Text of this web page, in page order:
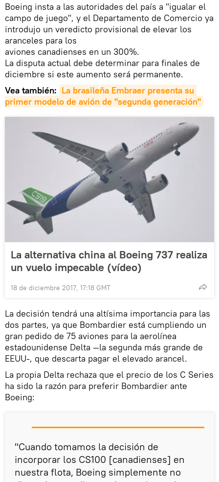
Boeing insta a las autoridades del país a "igualar el
campo de juego", y el Departamento de Comercio ya
introdujo un veredicto provisional de elevar los
aranceles para los
aviones canadienses en un 300%.
La disputa actual debe determinar para finales de
diciembre si este aumento será permanente.
Vea también: La brasileña Embraer presenta su
primer modelo de avión de "segunda generación"
La alternativa china al Boeing 737 realiza
un vuelo impecable (vídeo)
18 de diciembre 2017, 17:18 GMT
La decisión tendrá una altísima importancia para las
dos partes, ya que Bombardier está cumpliendo un
gran pedido de 75 aviones para la aerolínea
estadounidense Delta —la segunda más grande de
EEUU-, que descarta pagar el elevado arancel.
La propia Delta rechaza que el precio de los C Series
ha sido la razón para preferir Bombardier ante
Boeing:
"Cuando tomamos la decisión de
incorporar los CS100 [canadienses] en
nuestra flota, Boeing simplemente no